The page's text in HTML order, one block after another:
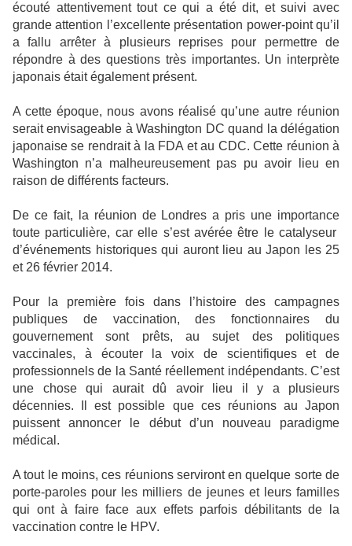
écouté attentivement tout ce qui a été dit, et suivi avec
grande attention l’excellente présentation power-point qu’il
a fallu arrêter à plusieurs reprises pour permettre de
répondre à des questions très importantes. Un interprète
japonais était également présent.
A cette époque, nous avons réalisé qu’une autre réunion
serait envisageable à Washington DC quand la délégation
japonaise se rendrait à la FDA et au CDC. Cette réunion à
Washington n’a malheureusement pas pu avoir lieu en
raison de différents facteurs.
De ce fait, la réunion de Londres a pris une importance
toute particulière, car elle s’est avérée être le catalyseur
d’événements historiques qui auront lieu au Japon les 25
et 26 février 2014.
Pour la première fois dans l’histoire des campagnes
publiques de vaccination, des fonctionnaires du
gouvernement sont prêts, au sujet des politiques
vaccinales, à écouter la voix de scientifiques et de
professionnels de la Santé réellement indépendants. C’est
une chose qui aurait dû avoir lieu il y a plusieurs
décennies. Il est possible que ces réunions au Japon
puissent annoncer le début d’un nouveau paradigme
médical.
A tout le moins, ces réunions serviront en quelque sorte de
porte-paroles pour les milliers de jeunes et leurs familles
qui ont à faire face aux effets parfois débilitants de la
vaccination contre le HPV.